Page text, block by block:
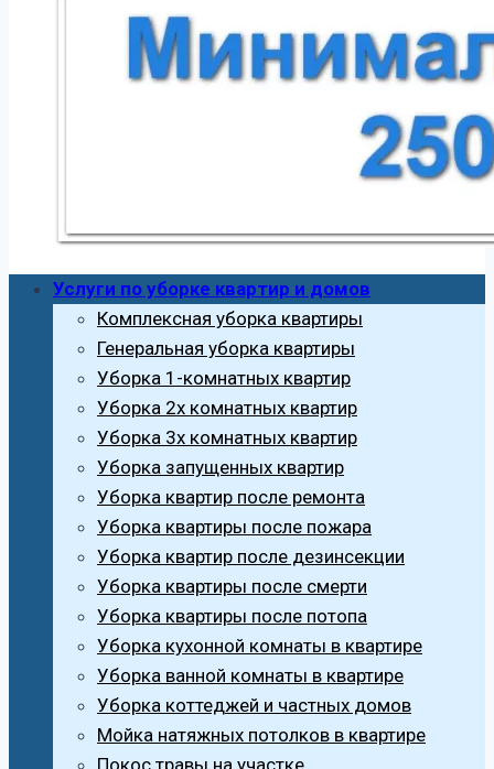
Услуги по уборке квартир и домов
Комплексная уборка квартиры
Генеральная уборка квартиры
Уборка 1-комнатных квартир
Уборка 2х комнатных квартир
Уборка 3х комнатных квартир
Уборка запущенных квартир
Уборка квартир после ремонта
Уборка квартиры после пожара
Уборка квартир после дезинсекции
Уборка квартиры после смерти
Уборка квартиры после потопа
Уборка кухонной комнаты в квартире
Уборка ванной комнаты в квартире
Уборка коттеджей и частных домов
Мойка натяжных потолков в квартире
Покос травы на участке